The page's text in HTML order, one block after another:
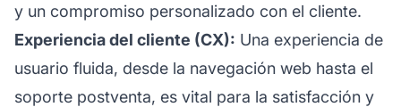
y un compromiso personalizado con el cliente.
Experiencia del cliente (CX): Una experiencia de
usuario fluida, desde la navegación web hasta el
soporte postventa, es vital para la satisfacción y